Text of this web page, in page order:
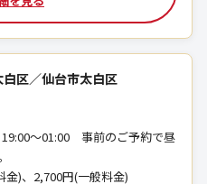
区／仙台市太白区
19:00～01:00 事前のご予約で昼
金)、2,700円(一般料金)